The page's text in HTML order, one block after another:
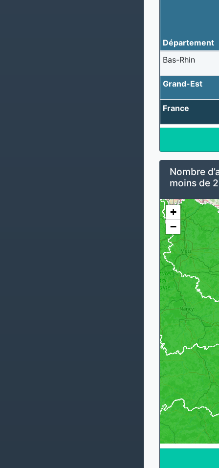
Département
Bas-Rhin
Grand-Est
France
Nombre
moins de
+
−